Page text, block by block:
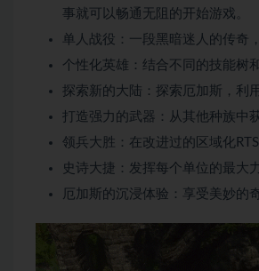
事就可以畅通无阻的开始游戏。
单人战役：一段黑暗迷人的传奇
个性化英雄：结合不同的技能树
探索新的大陆：探索厄加斯，利
打造强力的武器：从其他种族中
领兵大胜：在改进过的区域化
史诗大捷：发挥每个单位的最大
厄加斯的沉浸体验：享受美妙的